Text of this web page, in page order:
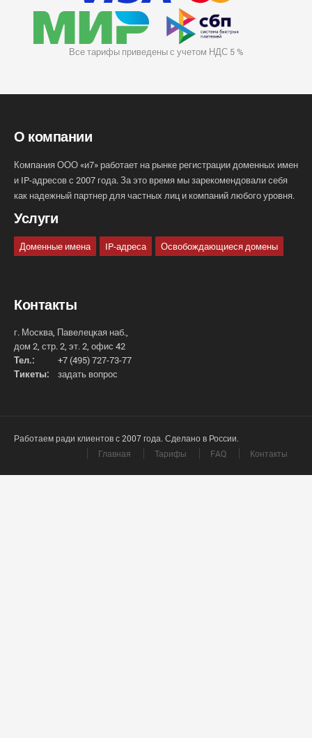
Все тарифы приведены с учетом НДС 5 %
О компании
Компания ООО «и7» работает на рынке регистрации доменных имен
и IP-адресов с 2007 года. За это время мы зарекомендовали себя
как надежный партнер для частных лиц и компаний любого уровня.
Услуги
Доменные имена IP-адреса Освобождающиеся домены
Контакты
г. Москва, Павелецкая наб.,
дом 2, стр. 2, эт. 2, офис 42
Тел.:
+7 (495) 727-73-77
Тикеты:
задать вопрос
Работаем ради клиентов с 2007 года. Сделано в России.
Главная
Тарифы FAQ Контакты